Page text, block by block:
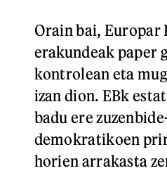
Orain bai, Europar
erakundeak paper
kontrolean eta
izan dion. EBk
badu ere
demokratikoen
horien arrakasta